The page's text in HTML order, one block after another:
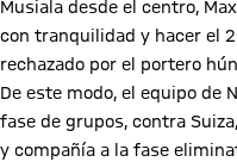
Musiala desde el centro,
con tranquilidad y hacer el
rechazado por el portero
De este modo, el equipo de
fase de grupos, contra
y compañía a la fase